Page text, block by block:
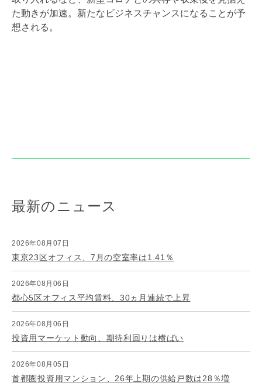
た動きが加速。新たなビジネスチャンスになることが予
想される。
最新のニュース
2026年08月07日
東京23区オフィス、7月の空室率は1.41％
2026年08月06日
都心5区オフィス平均賃料、30ヵ月連続で上昇
2026年08月06日
投資用マーケット動向、期待利回りは横ばい
2026年08月05日
首都圏投資用マンション、26年上期の供給戸数は28％増